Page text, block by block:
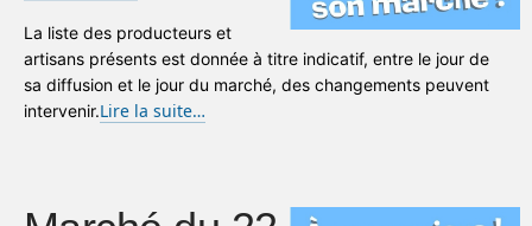
La liste des producteurs et
artisans présents est donnée à titre indicatif, entre le jour de
sa diffusion et le jour du marché, des changements peuvent
intervenir.Lire la suite…